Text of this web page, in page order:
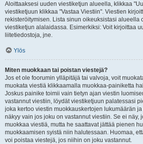
Aloittaaksesi uuden viestiketjun alueella, klikkaa
viestiketjuun klikkaa "Vastaa Viestiin". Viestien
rekisteröitymisen. Lista sinun oikeuksistasi alueella
viestiketjun alalaidassa. Esimerkiksi: Voit kirjoittaa
liitetiedostoja, jne.
Ylös
Miten muokkaan tai poistan viestejä?
Jos et ole foorumin ylläpitäjä tai valvoja, voit
muokata viestiä klikkaamalla muokkaa-painiketta
Joskus painike toimii vain tietyn ajan viestin
vastannut viestiin, löydät viestiketjuun palatessasi
joka kertoo viestin muokkauskertojen lukumäärän
näkyy vain jos joku on vastannut viestiin. Se ei näy,
muokkaa viestiä, mutta he saattavat jättää pienen
muokkaamisen syistä niin halutessaan. Huomaa,
voi poistaa viestejä, jos niihin on joku vastannut.